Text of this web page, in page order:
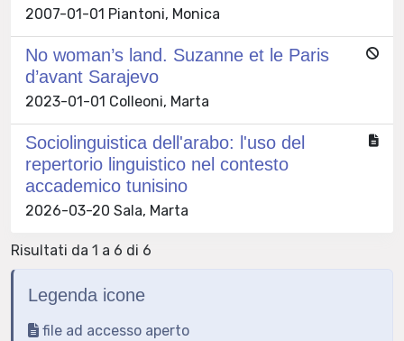
2007-01-01 Piantoni, Monica
No woman’s land. Suzanne et le Paris
d’avant Sarajevo
2023-01-01 Colleoni, Marta
Sociolinguistica dell'arabo: l'uso del
repertorio linguistico nel contesto
accademico tunisino
2026-03-20 Sala, Marta
Risultati da 1 a 6 di 6
Legenda icone
file ad accesso aperto